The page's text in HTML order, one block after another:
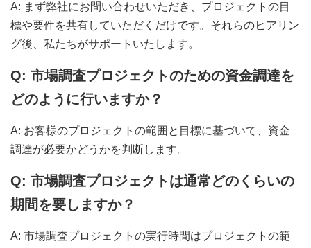
A: まず弊社にお問い合わせいただき、プロジェクトの目
標や要件を共有していただくだけです。それらのヒアリン
グ後、私たちがサポートいたします。
Q: 市場調査プロジェクトのための資金調達を
どのように行いますか？
A: お客様のプロジェクトの範囲と目標に基づいて、資金
調達が必要かどうかを判断します。
Q: 市場調査プロジェクトは通常どのくらいの
期間を要しますか？
A: 市場調査プロジェクトの実行時間はプロジェクトの範